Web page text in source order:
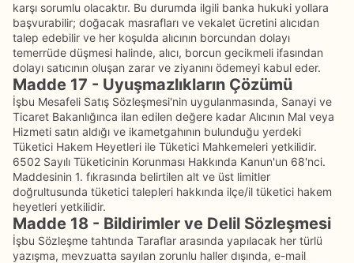
karşı sorumlu olacaktır. Bu durumda ilgili banka hukuki yollara
başvurabilir; doğacak masrafları ve vekalet ücretini alıcıdan
talep edebilir ve her koşulda alıcının borcundan dolayı
temerrüde düşmesi halinde, alıcı, borcun gecikmeli ifasından
dolayı satıcının oluşan zarar ve ziyanını ödemeyi kabul eder.
Madde 17 - Uyuşmazlıkların Çözümü
İşbu Mesafeli Satış Sözleşmesi'nin uygulanmasında, Sanayi ve
Ticaret Bakanlığınca ilan edilen değere kadar Alıcının Mal veya
Hizmeti satın aldığı ve ikametgahının bulunduğu yerdeki
Tüketici Hakem Heyetleri ile Tüketici Mahkemeleri yetkilidir.
6502 Sayılı Tüketicinin Korunması Hakkında Kanun'un 68'nci.
Maddesinin 1. fıkrasında belirtilen alt ve üst limitler
doğrultusunda tüketici talepleri hakkında ilçe/il tüketici hakem
heyetleri yetkilidir.
Madde 18 - Bildirimler ve Delil Sözleşmesi
İşbu Sözleşme tahtında Taraflar arasında yapılacak her türlü
yazışma, mevzuatta sayılan zorunlu haller dışında, e-mail